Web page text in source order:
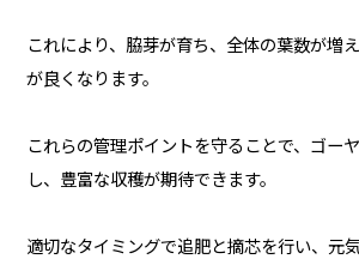
これにより、脇芽が育ち、全体の葉数が増
が良くなります。
これらの管理ポイントを守ることで、ゴー
し、豊富な収穫が期待できます。
適切なタイミングで追肥と摘芯を行い、元